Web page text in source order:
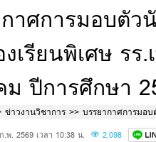
าศการมอบตัว
เรียนพิเศษ รร.
ปีการศึกษา
ข่าวงานวิชาการ บรรยากาศการมอบตัวนักเรียน ม.1 ห้องเ
.พ. 2569 เวลา 10:38 น. 2,098